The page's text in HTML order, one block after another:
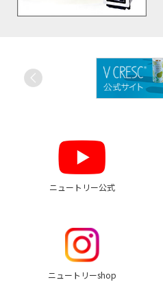
ニュートリー公式
ニュートリーshop